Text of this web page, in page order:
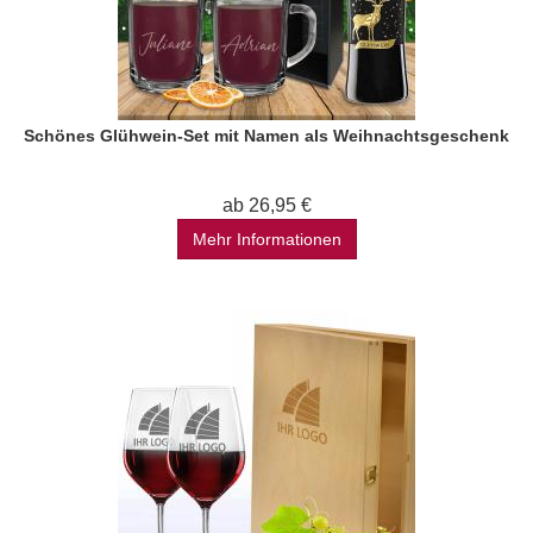
Schönes Glühwein-Set mit Namen als Weihnachtsgeschenk
ab 26,95 €
Mehr Informationen